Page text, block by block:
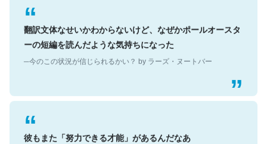
翻訳文体なせいかわからないけど、なぜかポールオースタ
ーの短編を読んだような気持ちになった
彼もまた「努力できる才能」があるんだなあ